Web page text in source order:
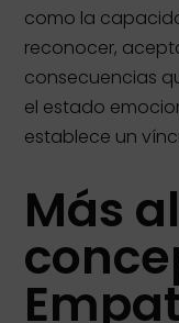
como la
reconocer,
consecuencias
el estado
establece un
Más